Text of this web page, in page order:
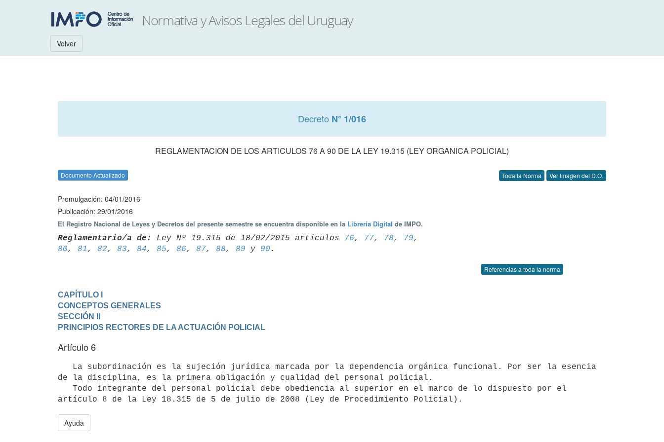
Volver
Decreto N° 1/016
REGLAMENTACION DE LOS ARTICULOS 76 A 90 DE LA LEY 19.315 (LEY ORGANICA POLICIAL)
Documento Actualizado Toda la Norma Ver Imagen del D.O.
Promulgación: 04/01/2016
Publicación: 29/01/2016
El Registro Nacional de Leyes y Decretos del presente semestre se encuentra disponible en la Librería Digital de IMPO.
Reglamentario/a de: Ley Nº 19.315 de 18/02/2015 artículos 76, 77, 78, 79
80, 81 , 82, 83, 84, 85, 86, 87, 88, 89 y 90
Referencias a toda la norma
CAPÍTULO I
CONCEPTOS GENERALES
SECCIÓN II
PRINCIPIOS RECTORES DE LA ACTUACIÓN POLICIAL
Artículo 6
de la disciplina, es la primera obligación y cualidad del personal policial.
Ayuda